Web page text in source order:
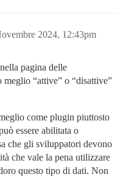
2024, 12:43pm
pagina delle
“attive” o “disattive”
come plugin piuttosto
essere abilitata o
che gli sviluppatori devono
che vale la pena utilizzare
questo tipo di dati. Non